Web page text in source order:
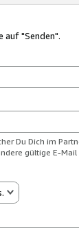
auf "Senden".
Du Dich im
gültige E-Mail